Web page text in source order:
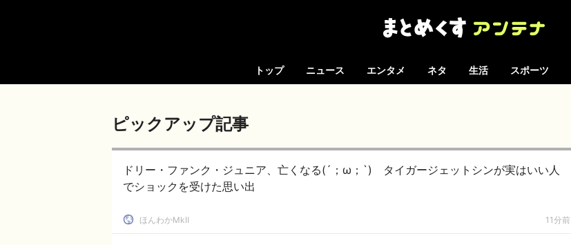
トップ ニュース エンタメ ネタ 生活 スポーツ
ピックアップ記事
ドリー・ファンク・ジュニア、亡くなる(´；ω；`) タイガージェットシンが実はいい人
でショックを受けた思い出
ほんわかMkⅡ 11分前